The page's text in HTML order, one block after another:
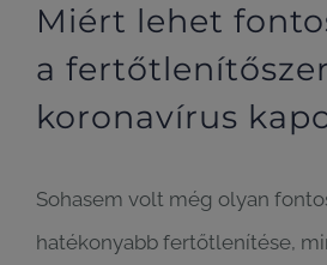
Miért lehet
a
koronavírus
Sohasem volt még olyan
hatékonyabb fertőtlenítése,